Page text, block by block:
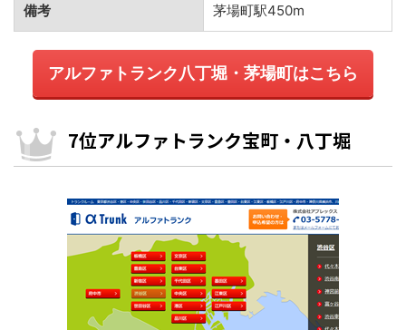
備考 茅場町駅450m
アルファトランク八丁堀・茅場町はこちら
7位アルファトランク宝町・八丁堀